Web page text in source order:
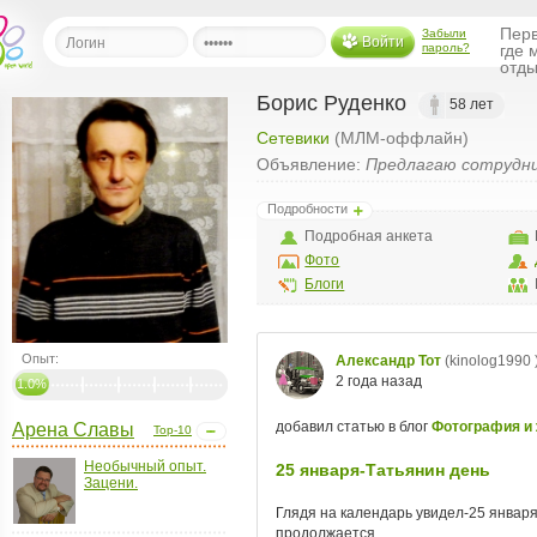
Войти
Забыли
пароль?
где
друзей
рассылку
Опыт:
1.0%
Top-10
Арена Славы
Необычный опыт.
Зацени.
Борис Руденко 58 лет
Сетевики (МЛМ-оффлайн)
Объявление: Предлагаю
Подробности
Подробная анкета
Фото
Блоги